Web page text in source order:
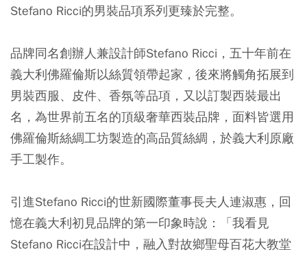
Stefano Ricci的男裝品項系列更臻於完整。
品牌同名創辦人兼設計師Stefano Ricci，五十年前在
義大利佛羅倫斯以絲質領帶起家，後來將觸角拓展到
男裝西服、皮件、香氛等品項，又以訂製西裝最出
名，為世界前五名的頂級奢華西裝品牌，面料皆選用
佛羅倫斯絲綢工坊製造的高品質絲綢，於義大利原廠
手工製作。
引進Stefano Ricci的世新國際董事長夫人連淑惠，回
憶在義大利初見品牌的第一印象時說：「我看見
Stefano Ricci在設計中，融入對故鄉聖母百花大教堂